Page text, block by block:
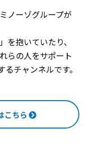
ノーゾグループが
を抱いていたり、
らの人をサポート
チャンネルです。
こちら